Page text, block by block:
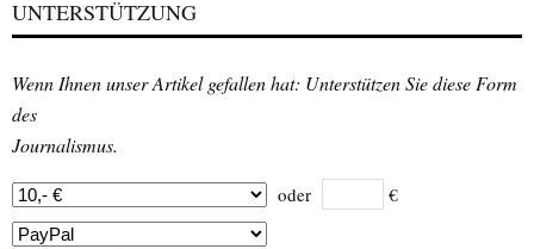
UNTERSTÜTZUNG
Wenn Ihnen unser Artikel gefallen hat: Unterstützen Sie diese Form
des
Journalismus.
oder €